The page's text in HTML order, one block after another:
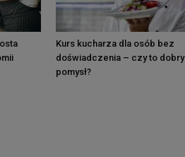
Kurs kucharza dla osób bez
doświadczenia – czy to dobry
pomysł?